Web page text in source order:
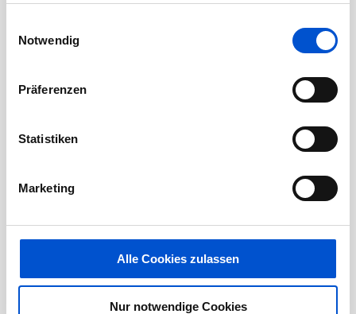
Notwendig
Präferenzen
Statistiken
Marketing
Alle Cookies zulassen
Nur notwendige Cookies
Januar 2021
April 2020
Februar 2020